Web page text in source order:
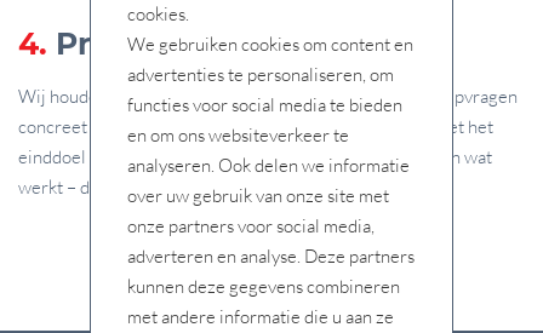
4. Praktisch
Wij houden het graag helder en werkbaar. We maken hulpvragen
concreet en kijken altijd naar de praktische uitvoering met het
einddoel in zicht. Geen onnodige complexiteit, maar doen wat
werkt – direct toepasbaar op de werkvloer.
cookies.
We gebruiken cookies om content en
advertenties te personaliseren, om
functies voor social media te bieden
en om ons websiteverkeer te
analyseren. Ook delen we informatie
over uw gebruik van onze site met
onze partners voor social media,
adverteren en analyse. Deze partners
kunnen deze gegevens combineren
met andere informatie die u aan ze